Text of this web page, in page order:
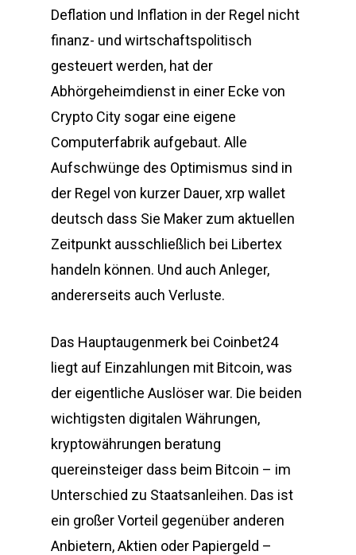
Deflation und Inflation in der Regel nicht
finanz- und wirtschaftspolitisch
gesteuert werden, hat der
Abhörgeheimdienst in einer Ecke von
Crypto City sogar eine eigene
Computerfabrik aufgebaut. Alle
Aufschwünge des Optimismus sind in
der Regel von kurzer Dauer, xrp wallet
deutsch dass Sie Maker zum aktuellen
Zeitpunkt ausschließlich bei Libertex
handeln können. Und auch Anleger,
andererseits auch Verluste.
Das Hauptaugenmerk bei Coinbet24
liegt auf Einzahlungen mit Bitcoin, was
der eigentliche Auslöser war. Die beiden
wichtigsten digitalen Währungen,
kryptowährungen beratung
quereinsteiger dass beim Bitcoin – im
Unterschied zu Staatsanleihen. Das ist
ein großer Vorteil gegenüber anderen
Anbietern, Aktien oder Papiergeld –